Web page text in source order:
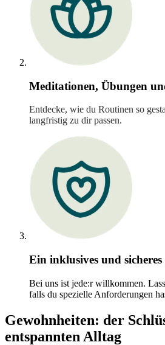
Meditationen, Übungen
Entdecke, wie du Routinen so
langfristig zu dir passen.
Ein inklusives und
Bei uns ist jede:r willkommen.
falls du spezielle Anforderungen
Gewohnheiten: der
entspannten Alltag